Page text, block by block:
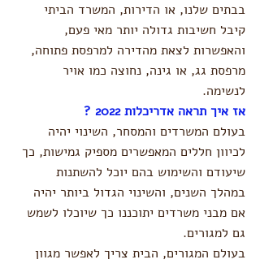
בבתים שלנו, או הדירות, המשרד הביתי
קיבל חשיבות גדולה יותר מאי פעם,
והאפשרות לצאת מהדירה למרפסת פתוחה,
מרפסת גג, או גינה, נחוצה כמו אויר
לנשימה.
אז איך תראה אדריכלות 2022 ?
בעולם המשרדים והמסחר, השינוי יהיה
לכיוון חללים המאפשרים מספיק גמישות, כך
שיעודם והשימוש בהם יוכל להשתנות
במהלך השנים, והשינוי הגדול ביותר יהיה
אם מבני משרדים יתוכננו כך שיוכלו לשמש
גם למגורים.
בעולם המגורים, הבית צריך לאפשר מגוון